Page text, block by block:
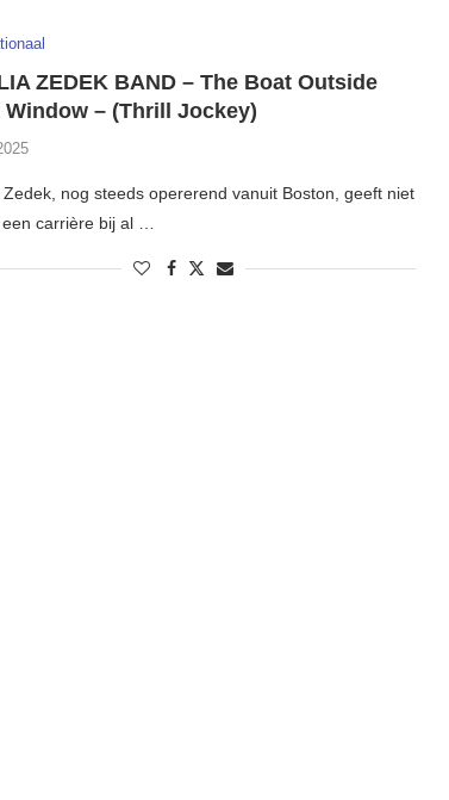
ZEDEK BAND – The Boat Outside
Window – (Thrill Jockey)
nog steeds opererend vanuit Boston, geeft niet
carrière bij al …